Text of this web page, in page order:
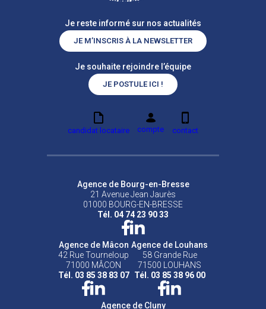
Je reste informé sur nos actualités
JE M’INSCRIS À LA NEWSLETTER
Je souhaite rejoindre l’équipe
JE POSTULE ICI !
candidat locataire compte contact
Agence de Bourg-en-Bresse
21 Avenue Jean Jaurès
01000 BOURG-EN-BRESSE
Tél. 04 74 23 90 33
Agence de Mâcon
42 Rue Tourneloup
71000 MÂCON
Tél. 03 85 38 83 07
Agence de Louhans
58 Grande Rue
71500 LOUHANS
Tél. 03 85 38 96 00
Agence de Cluny